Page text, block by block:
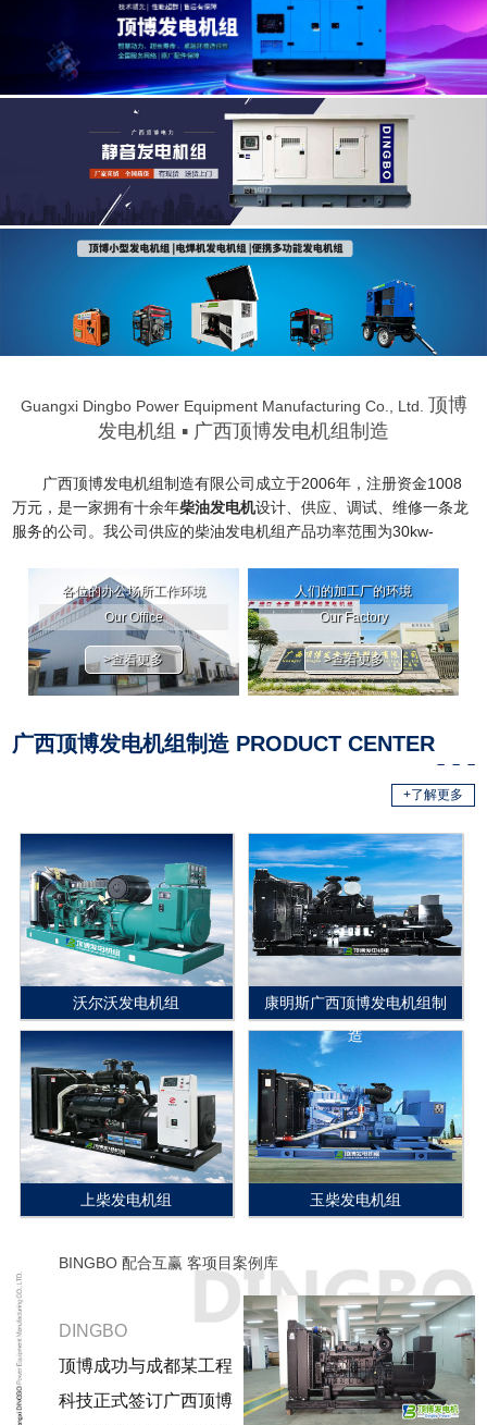
Guangxi Dingbo Power Equipment Manufacturing Co., Ltd. 顶博
发电机组 ▪ 广西顶博发电机组制造
广西顶博发电机组制造有限公司成立于2006年，注册资金1008
万元，是一家拥有十余年柴油发电机设计、供应、调试、维修一条龙
服务的公司。我公司供应的柴油发电机组产品功率范围为30kw-
遥监控、低噪音及移动式、自动化并网系统等特殊电力需求。 公司工
艺设备先进，产品质量可靠，服务网络健全，严格按国际质量体系管
理。产品已经通过ISO9001-2015质量体系认证，ISO14001:2015环
境管理体系认证，GB/T28001-2011职位健康安全管理体系认证。无
论是在性......
各位的办公场所工作环境
Our Office
>查看更多
人们的加工厂的环境
Our Factory
>查看更多
广西顶博发电机组制造 PRODUCT CENTER
+了解更多
沃尔沃发电机组
康明斯广西顶博发电机组制
造
上柴发电机组 玉柴发电机组
BINGBO 配合互赢 客项目案例库
DINGBO
顶博成功与成都某工程
科技正式签订广西顶博